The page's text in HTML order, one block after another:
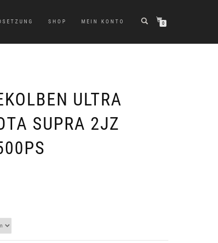
SHOP MEIN KONTO 0
ULTRA
SUPRA 2JZ